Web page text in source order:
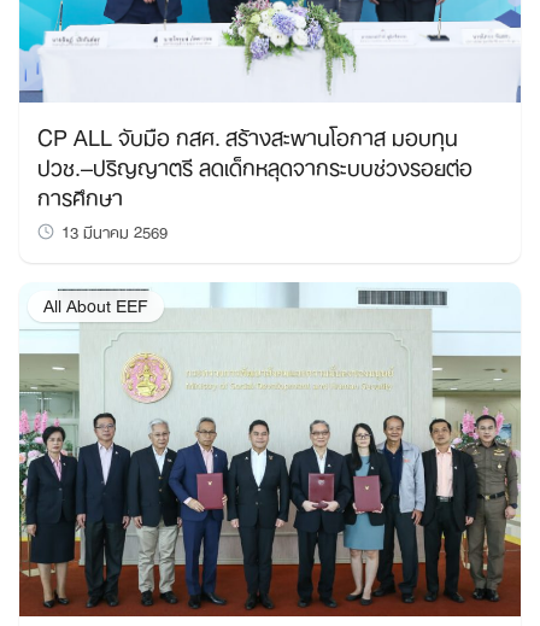
CP ALL จับมือ กสศ. สร้างสะพานโอกาส มอบทุน
ปวช.–ปริญญาตรี ลดเด็กหลุดจากระบบช่วงรอยต่อ
การศึกษา
13 มีนาคม 2569
All About EEF